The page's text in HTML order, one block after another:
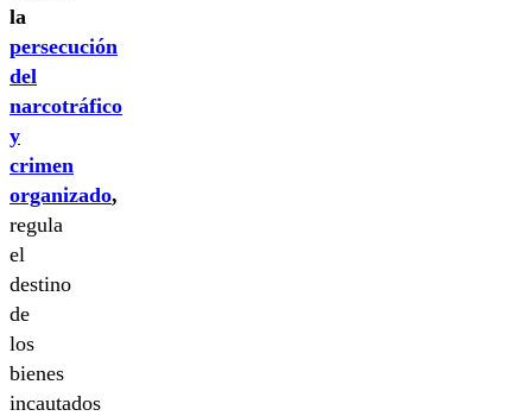
la
persecución
del
narcotráfico
y
crimen
organizado,
regula
el
destino
de
los
bienes
incautados